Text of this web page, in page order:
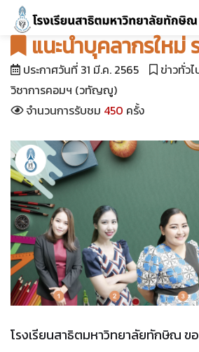
แนะนำบุคลากรใหม่
ประกาศวันที่ 31 มี.ค. 2565 ข่าวทั่วไ
วิชาการคอมฯ (วทัญญู)
จำนวนการรับชม 450 ครั้ง
โรงเรียนสาธิตมหาวิทยาลัยทักษิณ ข